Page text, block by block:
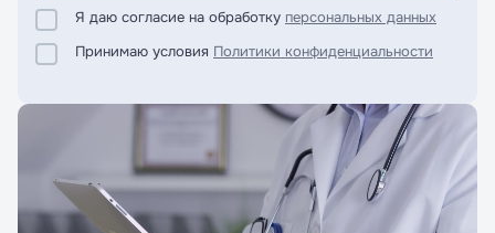
Я даю согласие на обработку персональных данных
Принимаю условия Политики конфиденциальности